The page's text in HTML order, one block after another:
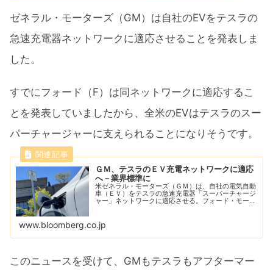
ゼネラル・モーターズ（GM）は自社のEVをテスラの
急速充電器ネットワークに適応させることを発表しま
した。
すでにフォード（F）は同ネットワークに適応するこ
とを発表していましたから、全米のEVはテスラのスー
パーチャージャーに支えられることになりそうです。
ＧＭ、テスラのＥＶ充電ネットワークに適応
へ－業界標準に
米ゼネラル・モーターズ（ＧＭ）は、自社の電気自動
車（ＥＶ）をテスラの急速充電器「スーパーチャージ
ャー」ネットワークに適応させる。フォード・モータ
www.bloomberg.co.jp
このニュースを受けて、GMもテスラもアフターマー